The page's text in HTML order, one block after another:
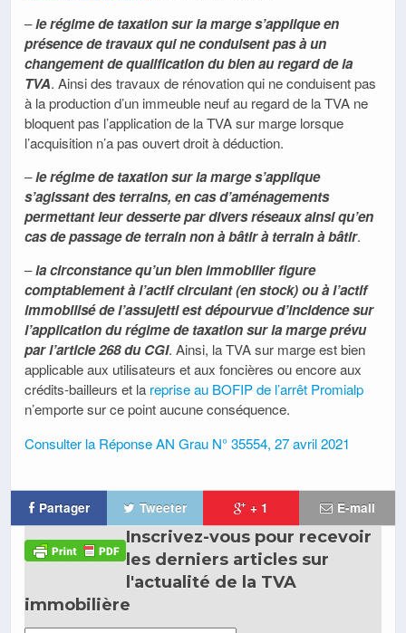
–le régime de taxation sur la marge s’applique en
présence de travaux qui ne conduisent pas à un
changement de qualification du bien au regard de la
TVA. Ainsi des travaux de rénovation qui ne conduisent pas
à la production d’un immeuble neuf au regard de la TVA ne
bloquent pas l’application de la TVA sur marge lorsque
l’acquisition n’a pas ouvert droit à déduction.
–le régime de taxation sur la marge s’applique
s’agissant des terrains, en cas d’aménagements
permettant leur desserte par divers réseaux ainsi qu’en
cas de passage de terrain non à bâtir à terrain à bâtir.
–la circonstance qu’un bien immobilier figure
comptablement à l’actif circulant (en stock) ou à l’actif
immobilisé de l’assujetti est dépourvue d’incidence sur
l’application du régime de taxation sur la marge prévu
par l’article 268 du CGI. Ainsi, la TVA sur marge est bien
applicable aux utilisateurs et aux foncières ou encore aux
crédits-bailleurs et la reprise au BOFIP de l’arrêt Promialp
n’emporte sur ce point aucune conséquence.
Consulter la Réponse AN Grau N° 35554, 27 avril 2021
Partager Tweeter + 1 E-mail
Inscrivez-vous pour recevoir
les derniers articles sur
l'actualité de la TVA
immobilière